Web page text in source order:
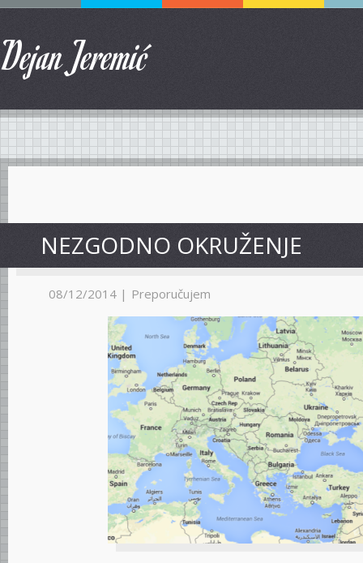
Dejan Jeremić
NEZGODNO OKRUŽENJE
08/12/2014 | Preporučujem